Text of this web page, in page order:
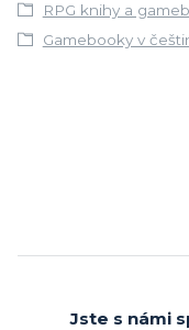
RPG knihy a
Gamebooky v
Jste s námi